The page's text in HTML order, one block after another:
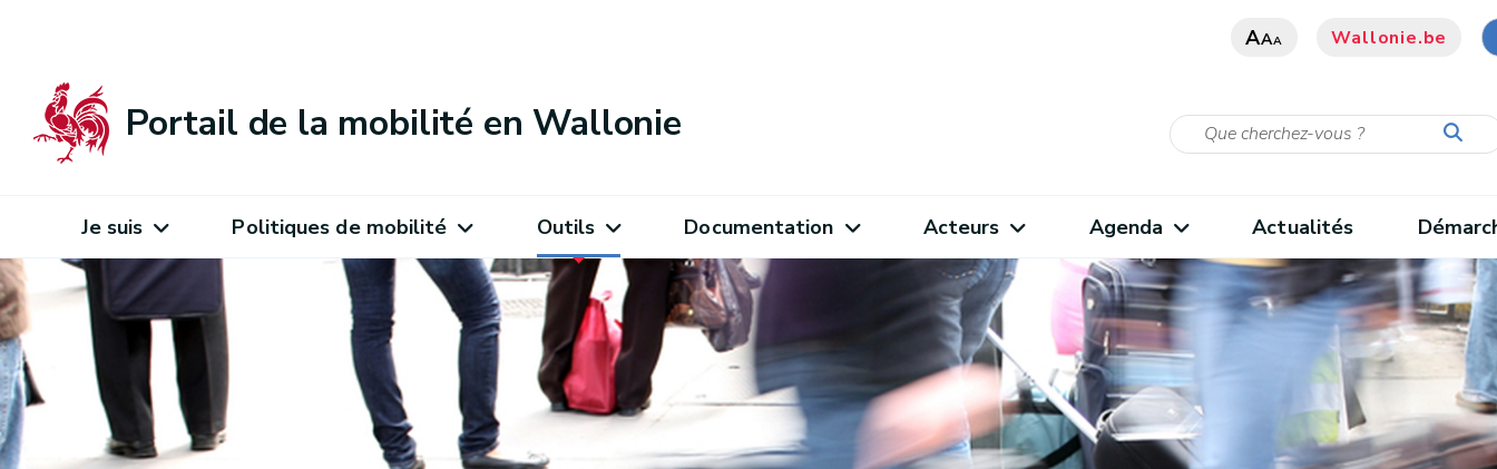
AAA Wallonie.be
Portail de la mobilité en Wallonie
Je suis Politiques de mobilité Outils Documentation Acteurs Agenda Actualités